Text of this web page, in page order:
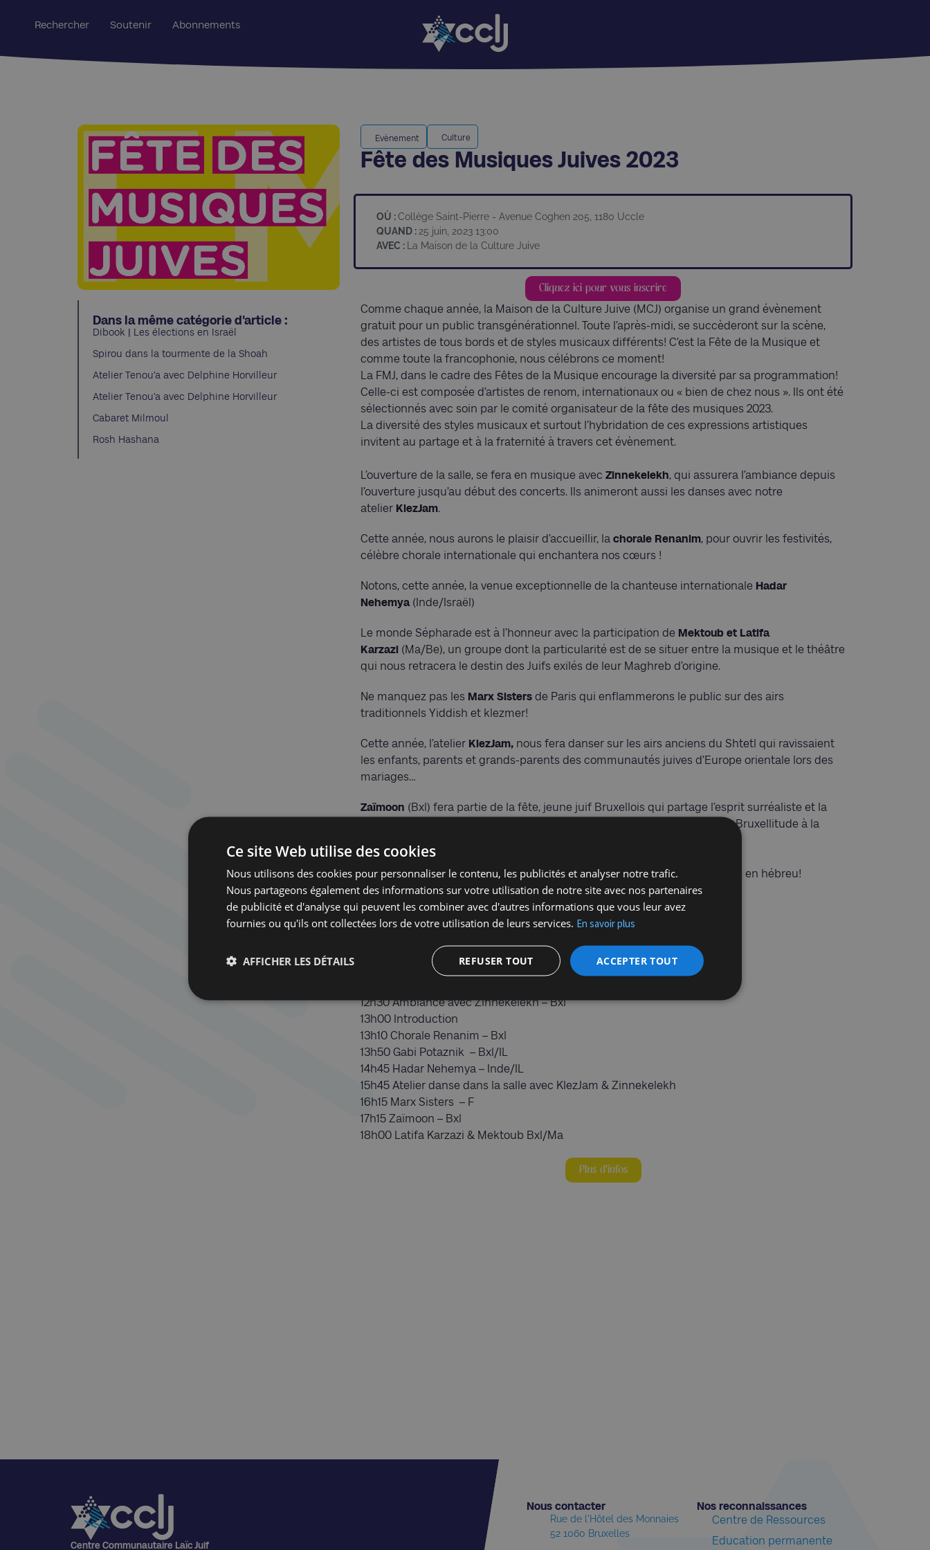
Rechercher Soutenir Abonnements
Dans la même catégorie d'article :
Dibook | Les élections en Israël
Spirou dans la tourmente de la Shoah
Atelier Tenou’a avec Delphine Horvilleur
Atelier Tenou’a avec Delphine Horvilleur
Cabaret Milmoul
Rosh Hashana
Evènement Culture
Fête des Musiques Juives 2023
OÙ :Collège Saint-Pierre - Avenue Coghen 205, 1180 Uccle
QUAND : 25 juin, 2023 13:00
AVEC :
La Maison de la Culture Juive
Cliquez ici pour vous inscrire
Comme chaque année, la Maison de la Culture Juive (MCJ) organise un grand évènement
gratuit pour un public transgénérationnel. Toute l’après-midi, se succèderont sur la scène,
des artistes de tous bords et de styles musicaux différents! C’est la Fête de la Musique et
comme toute la francophonie, nous célébrons ce moment!
La FMJ, dans le cadre des Fêtes de la Musique encourage la diversité par sa programmation!
Celle-ci est composée d’artistes de renom, internationaux ou « bien de chez nous ». Ils ont été
sélectionnés avec soin par le comité organisateur de la fête des musiques 2023.
La diversité des styles musicaux et surtout l’hybridation de ces expressions artistiques
invitent au partage et à la fraternité à travers cet évènement.
L’ouverture de la salle, se fera en musique avec Zinnekelekh, qui assurera l’ambiance depuis
l’ouverture jusqu’au début des concerts. Ils animeront aussi les danses avec notre
atelier KlezJam.
Cette année, nous aurons le plaisir d’accueillir, la chorale Renanim, pour ouvrir les festivités,
célèbre chorale internationale qui enchantera nos cœurs !
Notons, cette année, la venue exceptionnelle de la chanteuse internationale Hadar
Nehemya (Inde/Israël)
Le monde Sépharade est à l’honneur avec la participation de Mektoub et Latifa
Karzazi (Ma/Be), un groupe dont la particularité est de se situer entre la musique et le théâtre
qui nous retracera le destin des Juifs exilés de leur Maghreb d’origine.
Ne manquez pas les Marx Sisters de Paris qui enflammerons le public sur des airs
traditionnels Yiddish et klezmer!
Cette année, l’atelier KlezJam, nous fera danser sur les airs anciens du Shtetl qui ravissaient
les enfants, parents et grands-parents des communautés juives d’Europe orientale lors des
mariages…
Zaïmoon (Bxl) fera partie de la fête, jeune juif Bruxellois qui partage l’esprit surréaliste et la
musique d’inspiration juive bruxelloise. Du vrai de chez nous! Enfin de la Bruxellitude à la
Nous aurons aussi, Gabriel Potaznik, crooner né en Belgique et qui chante en hébreu!
Entrée gratuite mais inscription obligatoire !
Cliquez ici pour vous inscrire
12h30 Ambiance avec Zinnekelekh – Bxl
13h00 Introduction
13h10 Chorale Renanim – Bxl
13h50 Gabi Potaznik – Bxl/IL
14h45 Hadar Nehemya – Inde/IL
15h45 Atelier danse dans la salle avec KlezJam & Zinnekelekh
16h15 Marx Sisters – F
17h15 Zaïmoon – Bxl
18h00 Latifa Karzazi & Mektoub Bxl/Ma
Plus d'infos
Centre Communautaire Laïc Juif
Nous contacter​
Rue de l'Hôtel des Monnaies
52 1060 Bruxelles
Nos reconnaissances​
Centre de Ressources
Education permanente
Ce site Web utilise des cookies
Nous utilisons des cookies pour personnaliser le contenu, les publicités et analyser notre trafic.
Nous partageons également des informations sur votre utilisation de notre site avec nos partenaires
de publicité et d'analyse qui peuvent les combiner avec d'autres informations que vous leur avez
fournies ou qu'ils ont collectées lors de votre utilisation de leurs services. En savoir plus
ACCEPTER TOUT
REFUSER TOUT
AFFICHER LES DÉTAILS